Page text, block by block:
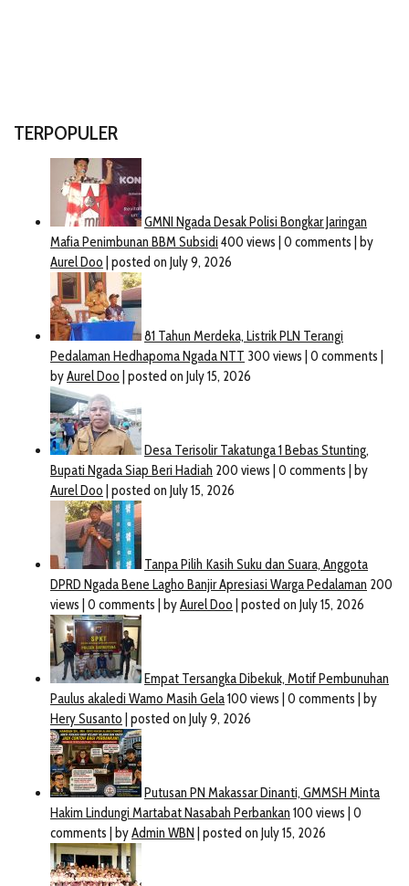
TERPOPULER